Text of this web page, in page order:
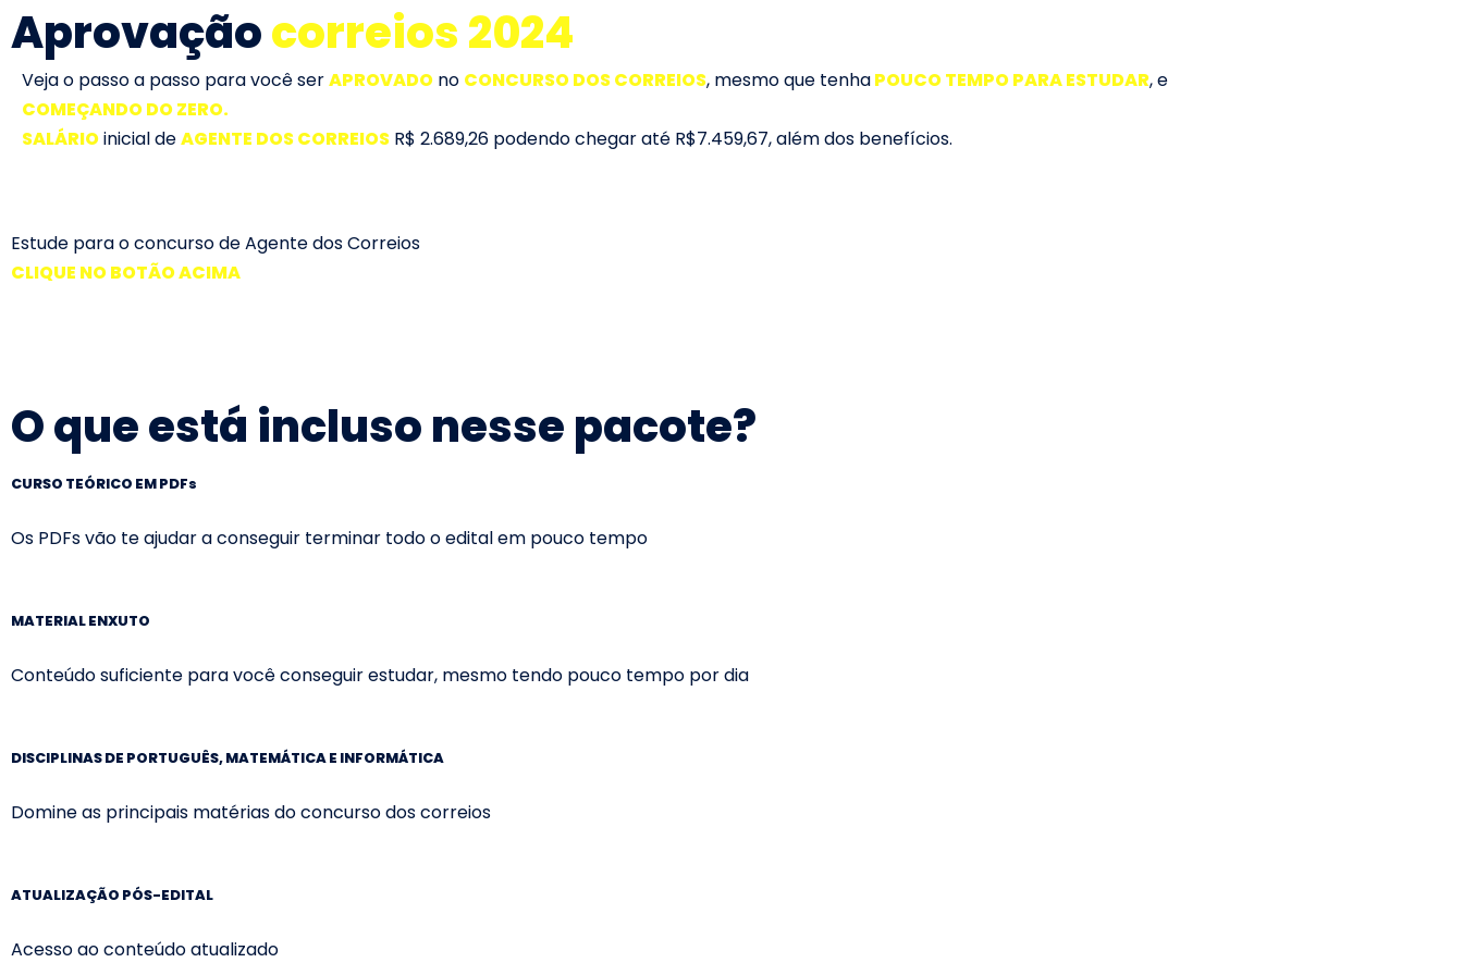
Aprovaçãocorreios 2024
Veja o passo a passo para você serAPROVADO no CONCURSO DOS CORREIOS, mesmo que tenhaPOUCO TEMPO PARA ESTUDAR, e
COMEÇANDO DO ZERO.
SALÁRIOinicial deAGENTE DOS CORREIOS R$ 2.689,26 podendo chegar até R$7.459,67, além dos benefícios.
Estude para o concurso de Agente dos Correios
CLIQUE NO BOTÃO ACIMA
O que está incluso nesse pacote?
CURSO TEÓRICO EM PDFs
Os PDFs vão te ajudar a conseguir terminar todo o edital em pouco tempo
MATERIAL ENXUTO
Conteúdo suficiente para você conseguir estudar, mesmo tendo pouco tempo por dia
DISCIPLINAS DE PORTUGUÊS, MATEMÁTICA E INFORMÁTICA
Domine as principais matérias do concurso dos correios
ATUALIZAÇÃO PÓS-EDITAL
Acesso ao conteúdo atualizado